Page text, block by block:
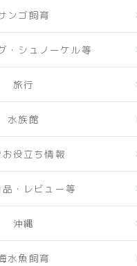
ンゴ飼育
・シュノーケル等
旅行
水族館
お役立ち情報
・レビュー等
沖縄
水魚飼育